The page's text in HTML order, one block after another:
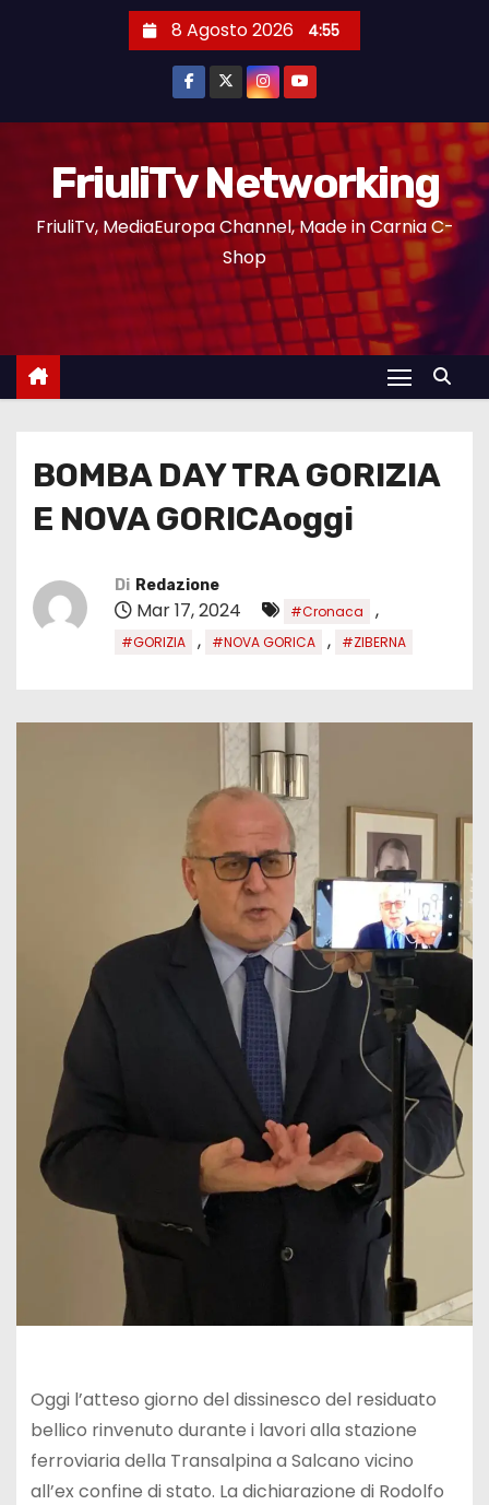
8 Agosto 2026 4:55
FriuliTv Networking
FriuliTv, MediaEuropa Channel, Made in Carnia C-
Shop
BOMBA DAY TRA GORIZIA
E NOVA GORICAoggi
Di Redazione
Mar 17, 2024 #Cronaca ,
#GORIZIA , #NOVA GORICA , #ZIBERNA
Oggi l’atteso giorno del dissinesco del residuato
bellico rinvenuto durante i lavori alla stazione
ferroviaria della Transalpina a Salcano vicino
all’ex confine di stato. La dichiarazione di Rodolfo